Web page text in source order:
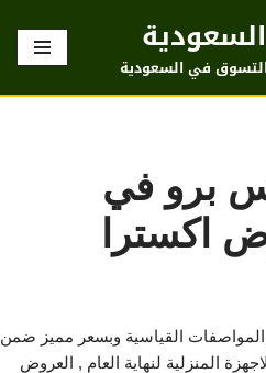
في السعودية
برو في
اكسترا
كلاس برو 19.9 قدم ذو المواصفات القياسية وبسعر مميز ضمن
المنزلية لنهاية العام , العروض